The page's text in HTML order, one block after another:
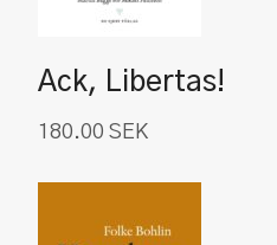
Ack, Libertas!
180.00 SEK